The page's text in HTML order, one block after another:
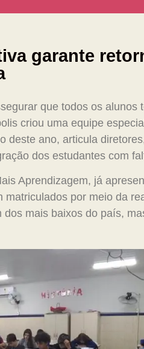
garante
que todos os alunos
criou uma equipe
deste ano, articula
dos estudantes com
Aprendizagem, já
por meio da
mais baixos do país,